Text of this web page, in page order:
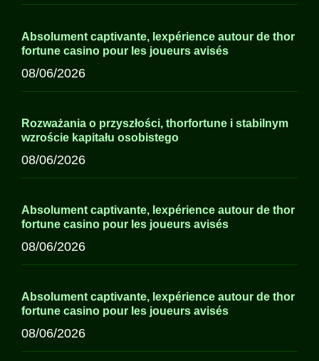
Absolument captivante, lexpérience autour de thor
fortune casino pour les joueurs avisés
08/06/2026
Rozważania o przyszłości, thorfortune i stabilnym
wzroście kapitału osobistego
08/06/2026
Absolument captivante, lexpérience autour de thor
fortune casino pour les joueurs avisés
08/06/2026
Absolument captivante, lexpérience autour de thor
fortune casino pour les joueurs avisés
08/06/2026